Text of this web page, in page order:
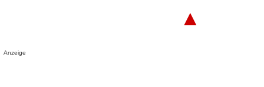
▲
Anzeige